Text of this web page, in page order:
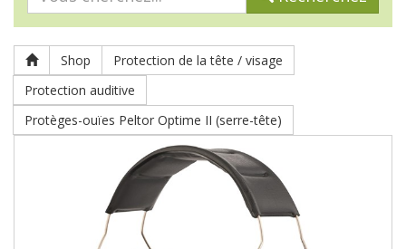
Shop
Protection de la tête / visage
Protection auditive
Protèges-ouïes Peltor Optime II (serre-tête)